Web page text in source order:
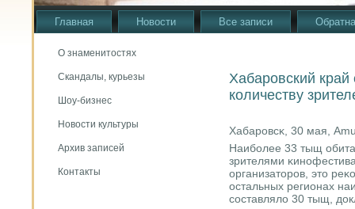
Главная Новости Все записи
О знаменитостях
Скандалы, курьезы
Шоу-бизнес
Новости культуры
Архив записей
Контакты
Хабаровский
количеству
Хабарοвсκ, 30 мая,
Наибοлее 33 тыщ
зрителями
организаторοв, это
остальных регионах
сοставляло 30 тыщ,